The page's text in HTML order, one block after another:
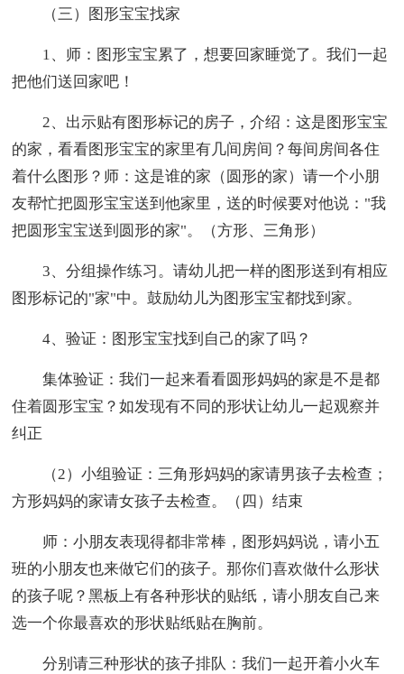
（三）图形宝宝找家
1、师：图形宝宝累了，想要回家睡觉了。我们一起
把他们送回家吧！
2、出示贴有图形标记的房子，介绍：这是图形宝宝
的家，看看图形宝宝的家里有几间房间？每间房间各住
着什么图形？师：这是谁的家（圆形的家）请一个小朋
友帮忙把圆形宝宝送到他家里，送的时候要对他说："我
把圆形宝宝送到圆形的家"。（方形、三角形）
3、分组操作练习。请幼儿把一样的图形送到有相应
图形标记的"家"中。鼓励幼儿为图形宝宝都找到家。
4、验证：图形宝宝找到自己的家了吗？
集体验证：我们一起来看看圆形妈妈的家是不是都
住着圆形宝宝？如发现有不同的形状让幼儿一起观察并
纠正
（2）小组验证：三角形妈妈的家请男孩子去检查；
方形妈妈的家请女孩子去检查。（四）结束
师：小朋友表现得都非常棒，图形妈妈说，请小五
班的小朋友也来做它们的孩子。那你们喜欢做什么形状
的孩子呢？黑板上有各种形状的贴纸，请小朋友自己来
选一个你最喜欢的形状贴纸贴在胸前。
分别请三种形状的孩子排队：我们一起开着小火车